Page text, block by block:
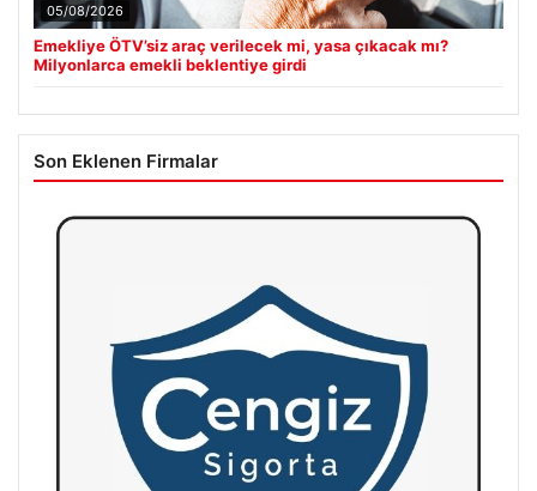
05/08/2026
Emekliye ÖTV’siz araç verilecek mi, yasa çıkacak mı?
Milyonlarca emekli beklentiye girdi
Son Eklenen Firmalar